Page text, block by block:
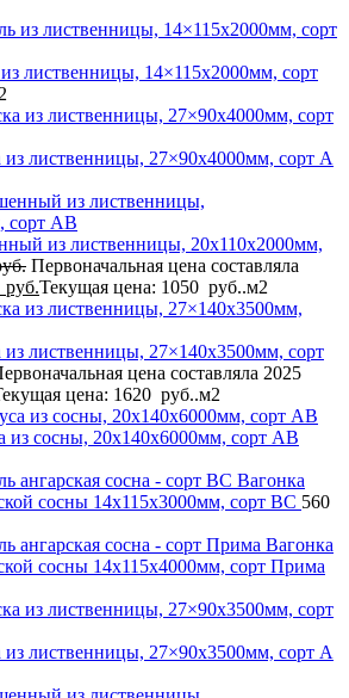
лиственницы, 14×115x2000мм, сорт
из лиственницы, 27×90x4000мм, сорт A
из лиственницы, 20x110x2000мм,
Первоначальная цена составляла
руб.Текущая цена: 1050 руб..м2
из лиственницы, 27×140x3500мм, сорт
цена составляла 2025
цена: 1620 руб..м2
из сосны, 20x140x6000мм, сорт AB
Вагонка
сосны 14x115x3000мм, сорт BC 560
Вагонка
сосны 14x115x4000мм, сорт Прима
из лиственницы, 27×90x3500мм, сорт A